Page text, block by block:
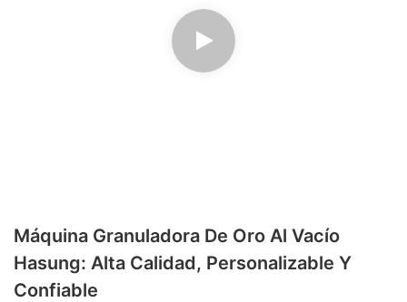
Máquina Granuladora De Oro Al Vacío
Hasung: Alta Calidad, Personalizable Y
Confiable